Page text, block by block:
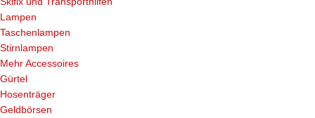
Lampen
Taschenlampen
Stirnlampen
Mehr Accessoires
Gürtel
Hosenträger
Geldbörsen